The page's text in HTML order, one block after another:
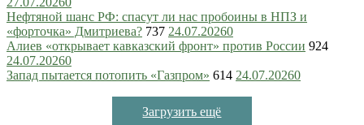
Нефтяной шанс РФ: спасут ли нас пробоины в НПЗ и
«форточка» Дмитриева? 737 24.07.20260
Алиев «открывает кавказский фронт» против России 924
24.07.20260
Запад пытается потопить «Газпром» 614 24.07.20260
Загрузить ещё